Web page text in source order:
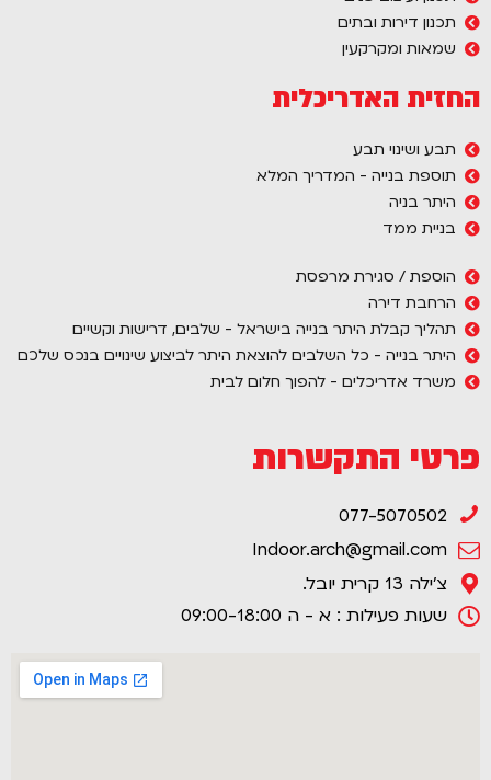
תכנון דירות ובתים
שמאות ומקרקעין
החזית האדריכלית
תבע ושינוי תבע
תוספת בנייה - המדריך המלא
היתר בניה
בניית ממד
הוספת / סגירת מרפסת
הרחבת דירה
תהליך קבלת היתר בנייה בישראל - שלבים, דרישות וקשיים
היתר בנייה - כל השלבים להוצאת היתר לביצוע שינויים בנכס שלכם
משרד אדריכלים - להפוך חלום לבית
פרטי התקשרות
077-5070502
Indoor.arch@gmail.com
צ'ילה 13 קרית יובל.
שעות פעילות : א - ה 09:00-18:00